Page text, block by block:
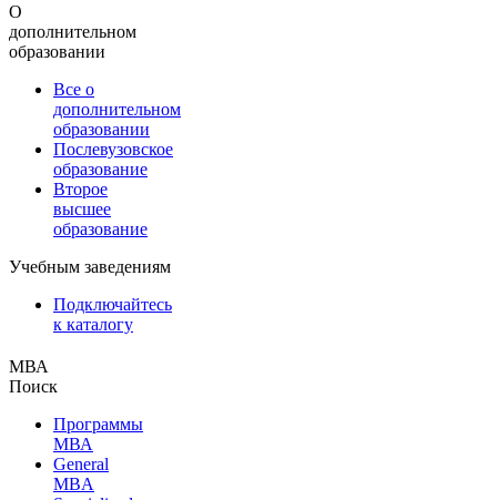
О
дополнительном
образовании
Все о
дополнительном
образовании
Послевузовское
образование
Второе
высшее
образование
Учебным заведениям
Подключайтесь
к каталогу
МВА
Поиск
Программы
МВА
General
MBA